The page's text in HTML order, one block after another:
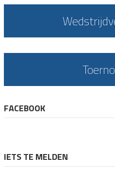
FACEBOOK
IETS TE MELDEN